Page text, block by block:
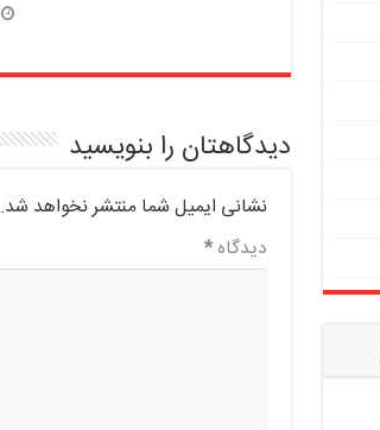
دیدگاهتان را بنویسید
نشانی ایمیل شما منتشر نخواهد شد.
دیدگاه*